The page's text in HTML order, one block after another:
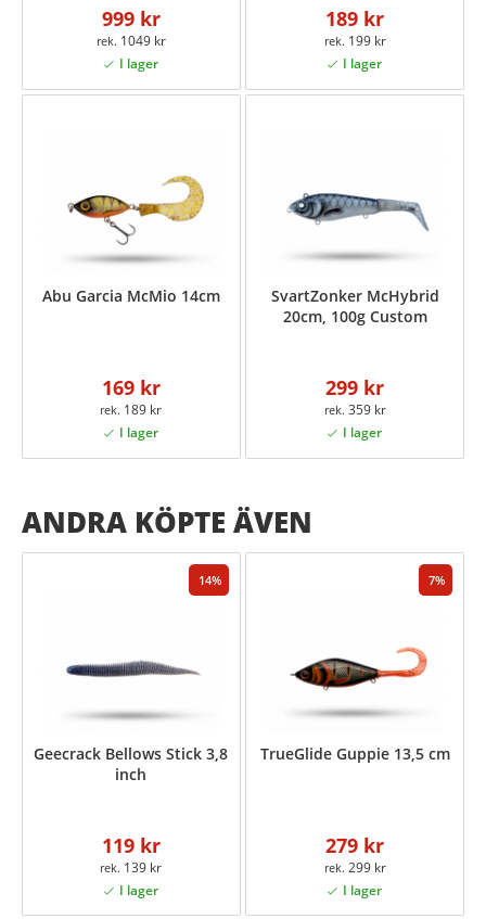
999 kr
1049 kr
189 kr
199 kr
Abu Garcia McMio 14cm
169 kr
189 kr
SvartZonker McHybrid
20cm, 100g Custom
299 kr
359 kr
ANDRA KÖPTE ÄVEN
14
Geecrack Bellows Stick 3,8
inch
119 kr
139 kr
7
TrueGlide Guppie 13,5 cm
279 kr
299 kr